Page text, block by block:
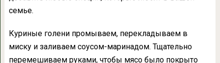
семье.
Куриные голени промываем, перекладываем в
миску и заливаем соусом-маринадом. Тщательно
перемешиваем руками, чтобы мясо было покрыто